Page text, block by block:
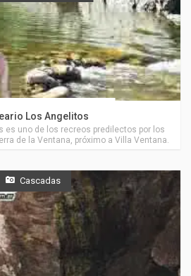
Los Angelitos
es uno de los recreos predilectos por los
de la Ventana, próximo a Villa Ventana.
Cascadas